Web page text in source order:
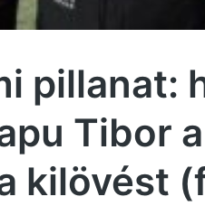
pillanat:
Tibor
kilövést